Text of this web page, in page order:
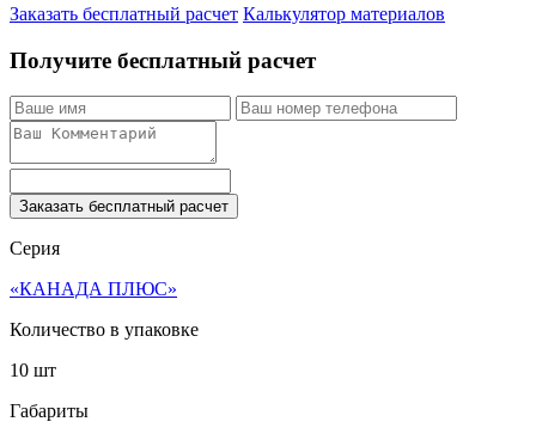
Заказать бесплатный расчет Калькулятор материалов
Получите бесплатный расчет
Заказать бесплатный расчет
Серия
«КАНАДА ПЛЮС»
Количество в упаковке
10 шт
Габариты